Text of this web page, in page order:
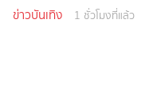
ข่าวบันเทิง 1 ชั่วโมงที่แล้ว